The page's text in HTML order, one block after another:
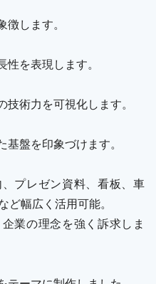
します。
を表現します。
術力を可視化します。
盤を印象づけます。
プレゼン資料、看板、車
幅広く活用可能。
業の理念を強く訴求しま